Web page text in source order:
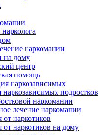
наркомании
на дому
центр
помощь
наркозависимых
наркозависимых подростков
наркомании
лечение наркомании
от наркотиков
от наркотиков на дому